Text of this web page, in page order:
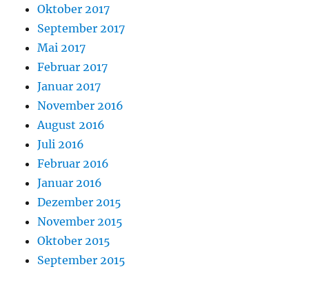
Oktober 2017
September 2017
Mai 2017
Februar 2017
Januar 2017
November 2016
August 2016
Juli 2016
Februar 2016
Januar 2016
Dezember 2015
November 2015
Oktober 2015
September 2015